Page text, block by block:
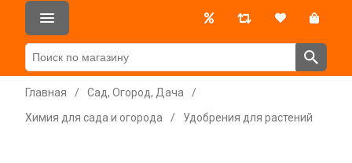
Главная / Сад, Огород, Дача
/
Химия для сада и огорода
/ Удобрения для растений